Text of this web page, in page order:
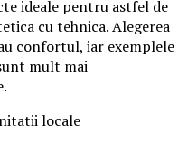
ideale pentru astfel de
cu tehnica. Alegerea
confortul, iar exemplele
mult mai
locale